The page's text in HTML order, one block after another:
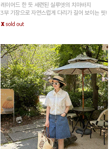
레이어드 한 듯 세련된 실루엣의 치마바지
3부 기장으로 자연스럽게 다리가 길어 보이는 핏!